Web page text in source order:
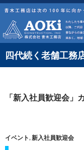
コ
テ
ン
ツ
四代続く老舗工
検
索
「新入社員歓迎会」
イベント,新入社員歓迎会